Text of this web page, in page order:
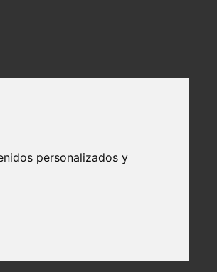
personalizados y